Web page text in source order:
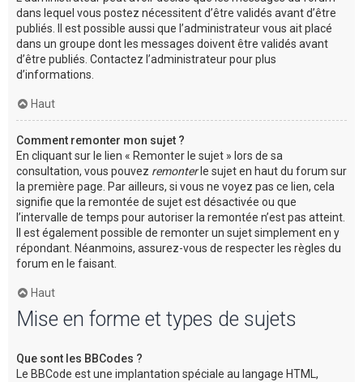
dans lequel vous postez nécessitent d’être validés avant d’être
publiés. Il est possible aussi que l’administrateur vous ait placé
dans un groupe dont les messages doivent être validés avant
d’être publiés. Contactez l’administrateur pour plus
d’informations.
Haut
Comment remonter mon sujet ?
En cliquant sur le lien « Remonter le sujet » lors de sa
consultation, vous pouvez remonterle sujet en haut du forum sur
la première page. Par ailleurs, si vous ne voyez pas ce lien, cela
signifie que la remontée de sujet est désactivée ou que
l’intervalle de temps pour autoriser la remontée n’est pas atteint.
Il est également possible de remonter un sujet simplement en y
répondant. Néanmoins, assurez-vous de respecter les règles du
forum en le faisant.
Haut
Mise en forme et types de sujets
Que sont les BBCodes ?
Le BBCode est une implantation spéciale au langage HTML,